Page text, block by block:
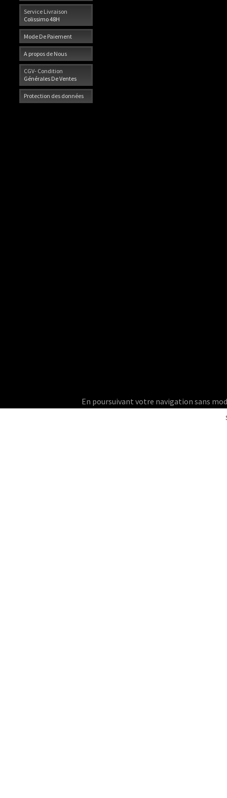
Service Livraison
Colissimo 48H
Mode De Paiement
A propos de Nous
CGV- Condition
Générales De Ventes
Protection des données
En poursuivant votre navigation sans